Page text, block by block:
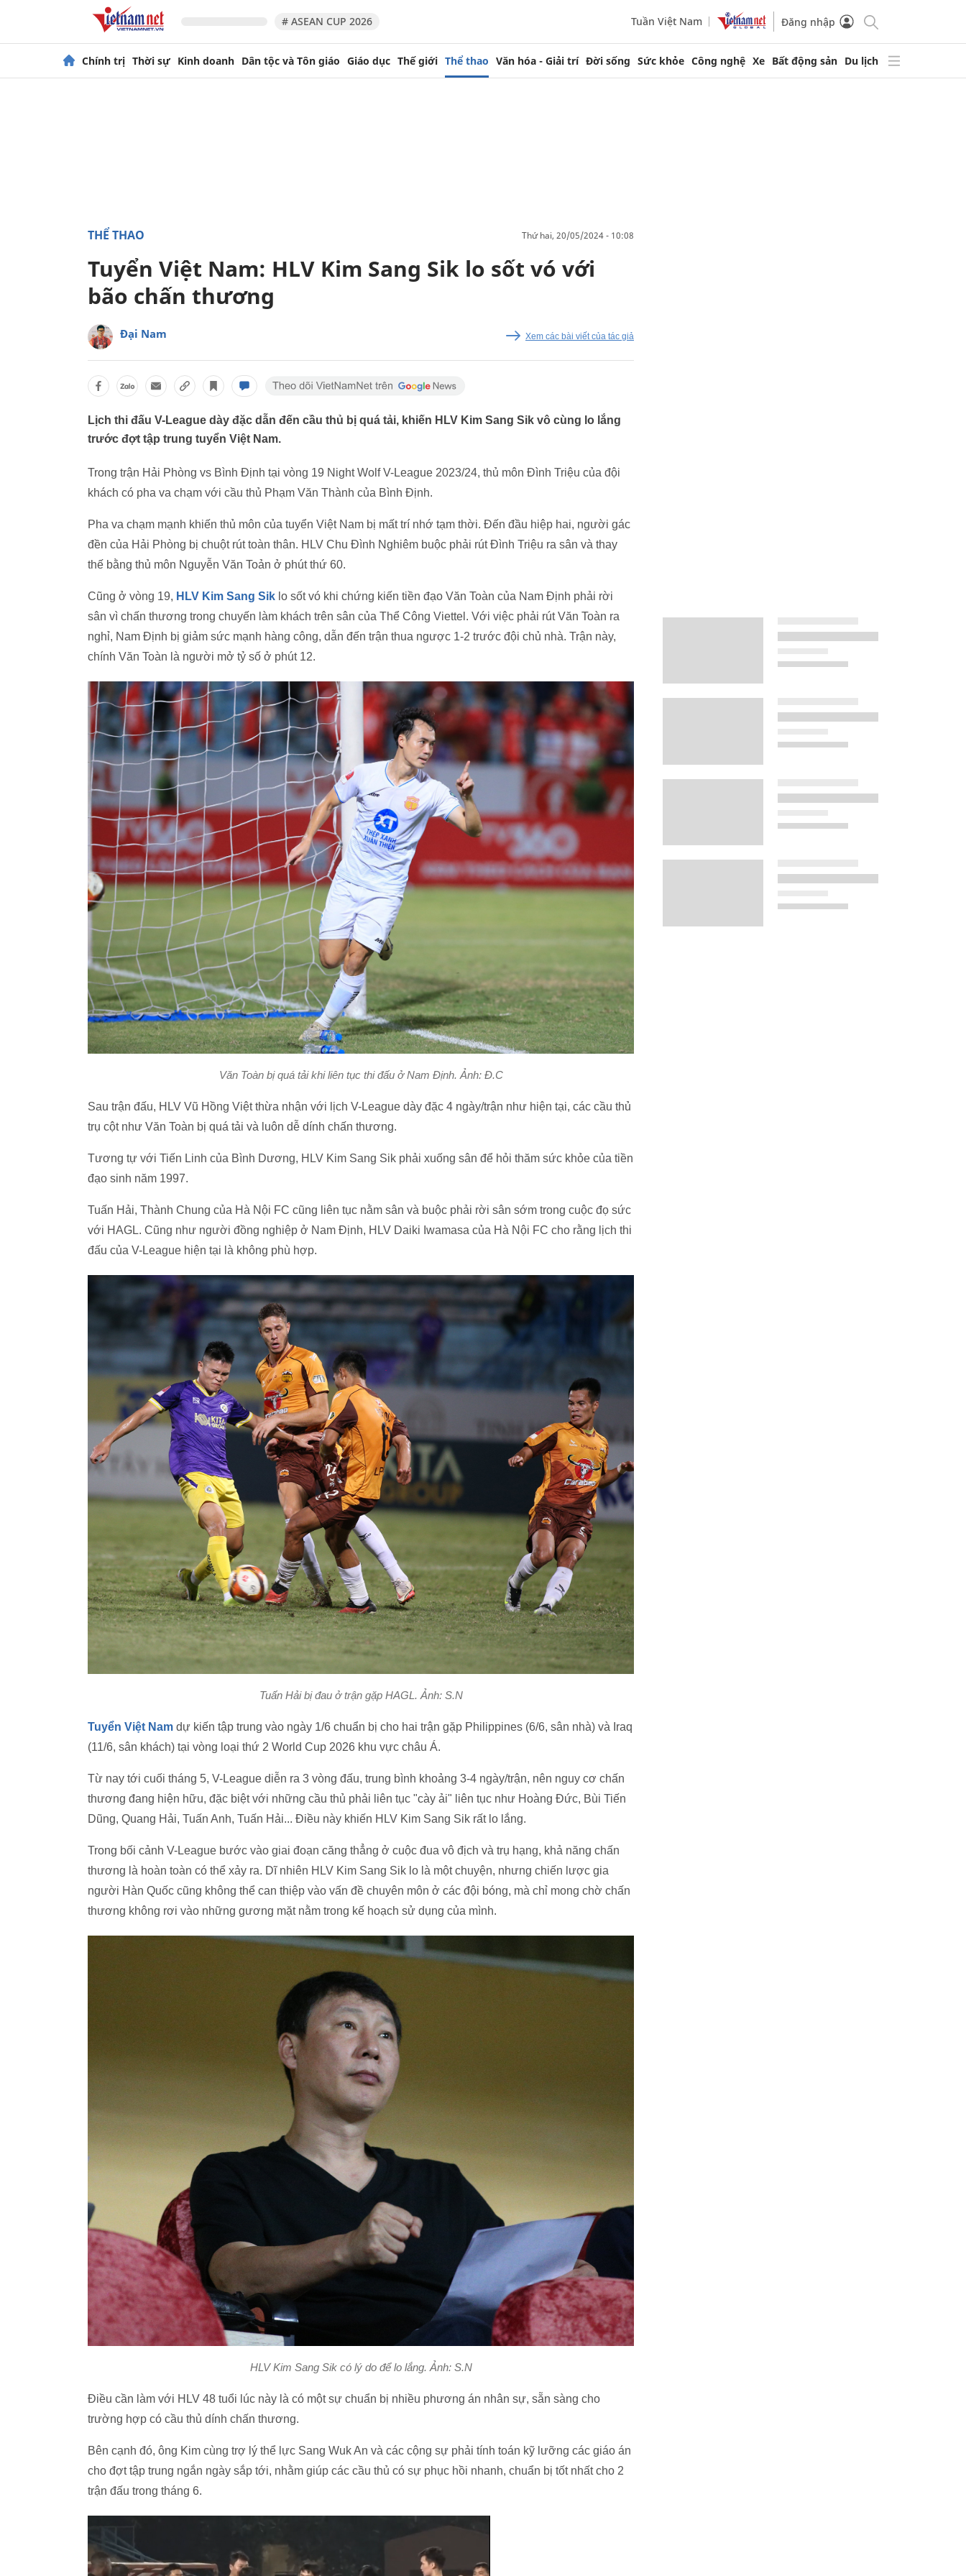
# ASEAN CUP 2026 Tuần Việt Nam Đăng nhập
Chính trị Thời sự Kinh doanh Dân tộc và Tôn giáo Giáo dục Thế giới Thể thao Văn hóa - Giải trí Đời sống Sức khỏe Công nghệ Xe Bất động sản Du lịch
THỂ THAO thứ hai, 20/05/2024 - 10:08
Tuyển Việt Nam: HLV Kim Sang Sik lo sốt vó với
bão chấn thương
Đại Nam Xem các bài viết của tác giả
Lịch thi đấu V-League dày đặc dẫn đến cầu thủ bị quá tải, khiến HLV Kim Sang Sik vô cùng lo lắng
trước đợt tập trung tuyển Việt Nam.
Trong trận Hải Phòng vs Bình Định tại vòng 19 Night Wolf V-League 2023/24, thủ môn Đình Triệu của đội
khách có pha va chạm với cầu thủ Phạm Văn Thành của Bình Định.
Pha va chạm mạnh khiến thủ môn của tuyển Việt Nam bị mất trí nhớ tạm thời. Đến đầu hiệp hai, người gác
đền của Hải Phòng bị chuột rút toàn thân. HLV Chu Đình Nghiêm buộc phải rút Đình Triệu ra sân và thay
thế bằng thủ môn Nguyễn Văn Toản ở phút thứ 60.
Cũng ở vòng 19, HLV Kim Sang Sik lo sốt vó khi chứng kiến tiền đạo Văn Toàn của Nam Định phải rời
sân vì chấn thương trong chuyến làm khách trên sân của Thể Công Viettel. Với việc phải rút Văn Toàn ra
nghỉ, Nam Định bị giảm sức mạnh hàng công, dẫn đến trận thua ngược 1-2 trước đội chủ nhà. Trận này,
chính Văn Toàn là người mở tỷ số ở phút 12.
Văn Toàn bị quá tải khi liên tục thi đấu ở Nam Định. Ảnh: Đ.C
Sau trận đấu, HLV Vũ Hồng Việt thừa nhận với lịch V-League dày đặc 4 ngày/trận như hiện tại, các cầu thủ
trụ cột như Văn Toàn bị quá tải và luôn dễ dính chấn thương.
Tương tự với Tiến Linh của Bình Dương, HLV Kim Sang Sik phải xuống sân để hỏi thăm sức khỏe của tiền
đạo sinh năm 1997.
Tuấn Hải, Thành Chung của Hà Nội FC cũng liên tục nằm sân và buộc phải rời sân sớm trong cuộc đọ sức
với HAGL. Cũng như người đồng nghiệp ở Nam Định, HLV Daiki Iwamasa của Hà Nội FC cho rằng lịch thi
đấu của V-League hiện tại là không phù hợp.
Tuấn Hải bị đau ở trận gặp HAGL. Ảnh: S.N
Tuyển Việt Nam dự kiến tập trung vào ngày 1/6 chuẩn bị cho hai trận gặp Philippines (6/6, sân nhà) và Iraq
(11/6, sân khách) tại vòng loại thứ 2 World Cup 2026 khu vực châu Á.
Từ nay tới cuối tháng 5, V-League diễn ra 3 vòng đấu, trung bình khoảng 3-4 ngày/trận, nên nguy cơ chấn
thương đang hiện hữu, đặc biệt với những cầu thủ phải liên tục "cày ải" liên tục như Hoàng Đức, Bùi Tiến
Dũng, Quang Hải, Tuấn Anh, Tuấn Hải... Điều này khiến HLV Kim Sang Sik rất lo lắng.
Trong bối cảnh V-League bước vào giai đoạn căng thẳng ở cuộc đua vô địch và trụ hạng, khả năng chấn
thương là hoàn toàn có thể xảy ra. Dĩ nhiên HLV Kim Sang Sik lo là một chuyện, nhưng chiến lược gia
người Hàn Quốc cũng không thể can thiệp vào vấn đề chuyên môn ở các đội bóng, mà chỉ mong chờ chấn
thương không rơi vào những gương mặt nằm trong kế hoạch sử dụng của mình.
HLV Kim Sang Sik có lý do để lo lắng. Ảnh: S.N
Điều cần làm với HLV 48 tuổi lúc này là có một sự chuẩn bị nhiều phương án nhân sự, sẵn sàng cho
trường hợp có cầu thủ dính chấn thương.
Bên cạnh đó, ông Kim cùng trợ lý thể lực Sang Wuk An và các cộng sự phải tính toán kỹ lưỡng các giáo án
cho đợt tập trung ngắn ngày sắp tới, nhằm giúp các cầu thủ có sự phục hồi nhanh, chuẩn bị tốt nhất cho 2
trận đấu trong tháng 6.